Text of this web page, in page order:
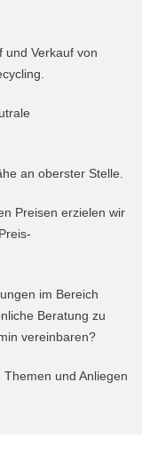
und Verkauf von
an oberster Stelle.
Preisen erzielen wir
im Bereich
Beratung zu
vereinbaren?
und Anliegen